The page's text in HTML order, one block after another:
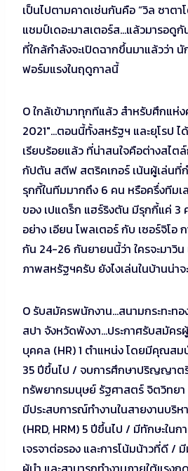
เป็นไปตามคาดเช่นกันคือ “วิล ซาตา
แชมป์เดอะมาสเตอร์ส…แล้วมารอดู
ที่ใกล้กำลังจะเปิดฉากขึ้นมาแล้วว่า
ฟอร์มแรงในฤดูกาลนี้
O ใกล้เข้ามาทุกทีแล้ว สำหรับศึกแห่
2021″…ตอนนี้ทั้งสหรัฐฯ และยุโรป ไ
เรียบร้อยแล้ว ที่น่าสนใจคือต่างสไต
กัปตัน สตีฟ สตริคเกอร์ เน้นผู้เล่นที่
รุกกี้ในทีมมากถึง 6 คน หรือครึ่งทีมเ
ของ เปแดร็ก แฮร์ริงตัน มีรุกกี้แค่ 3
อย่าง เอียน โพลเตอร์ กับ เซอร์จิโอ
กัน 24-26 กันยายนนี้ว่า ใครจะมาวิน
ภาพสหรัฐฯครับ ยังไงเล่นในบ้านน่าจ
O รับสมัครพนักงาน…สนามกระทะท
สปา จังหวัดพังงา…ประกาศรับสมัค
บุคคล (HR) 1 ตำแหน่ง โดยมีคุณส
35 ปีขึ้นไป / จบการศึกษาปริญญาต
ทรัพยากรมนุษย์ รัฐศาสตร์ จิตวิทยา
มีประสบการณ์ทำงานในสายงานบริ
(HRD, HRM) 5 ปีขึ้นไป / มีทักษะใน
เจรจาต่อรอง และการโน้มน้าวที่ดี /